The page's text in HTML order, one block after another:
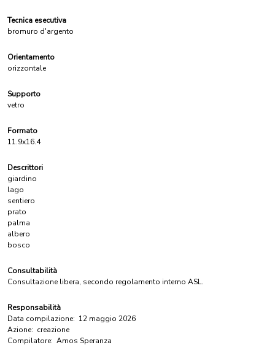
Tecnica esecutiva
bromuro d'argento
Orientamento
orizzontale
Supporto
vetro
Formato
11.9x16.4
Descrittori
giardino
lago
sentiero
prato
palma
albero
bosco
Consultabilità
Consultazione libera, secondo regolamento interno ASL.
Responsabilità
Data compilazione: 12 maggio 2026
Azione: creazione
Compilatore: Amos Speranza